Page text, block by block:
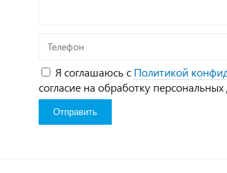
Телефон
Я соглашаюсь с Политикой
согласие на обработку